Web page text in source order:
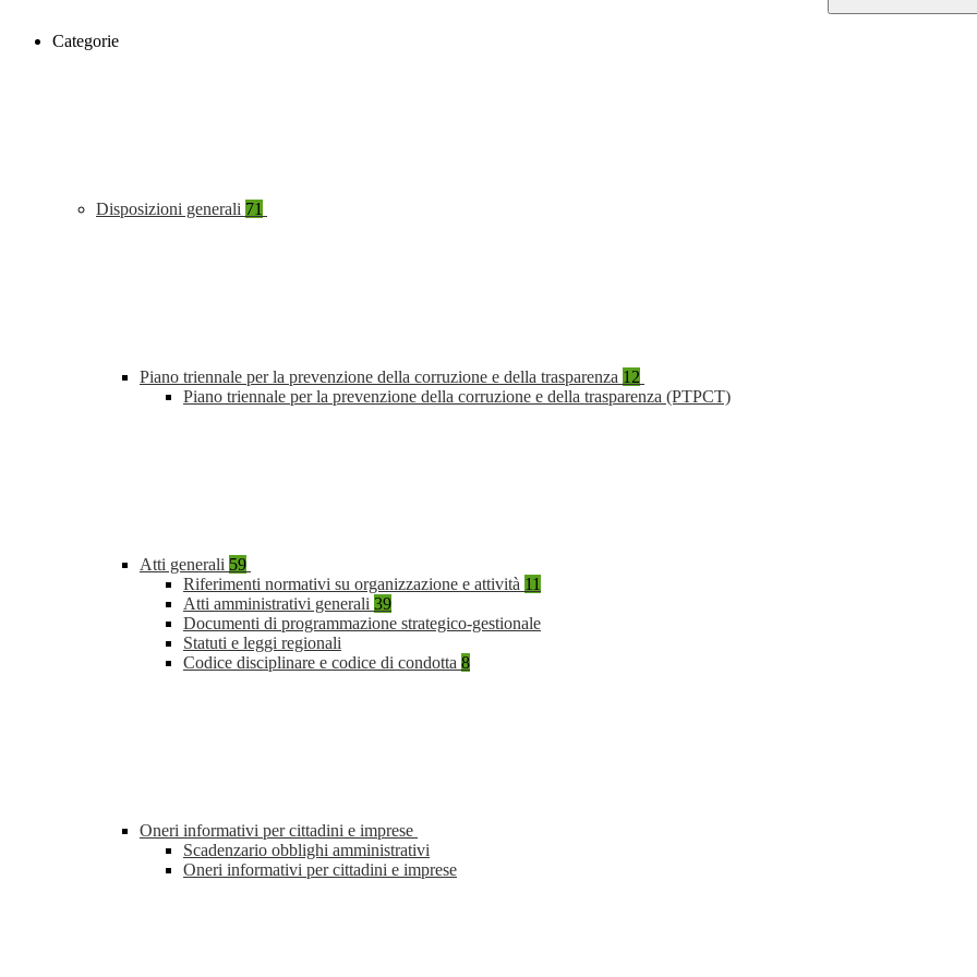
Categorie
Disposizioni generali 71
Piano triennale per la prevenzione della corruzione e della trasparenza 12
Piano triennale per la prevenzione della corruzione e della trasparenza (PTPCT)
Atti generali 59
Riferimenti normativi su organizzazione e attività 11
Atti amministrativi generali 39
Documenti di programmazione strategico-gestionale
Statuti e leggi regionali
Codice disciplinare e codice di condotta 8
Oneri informativi per cittadini e imprese
Scadenzario obblighi amministrativi
Oneri informativi per cittadini e imprese